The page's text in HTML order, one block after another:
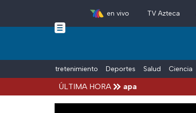
Skip to main content
en vivo TV Azteca
Entretenimiento Deportes Salud Ciencia
ÚLTIMA HORA
Aguirre, por el Caso Ayotzinapa